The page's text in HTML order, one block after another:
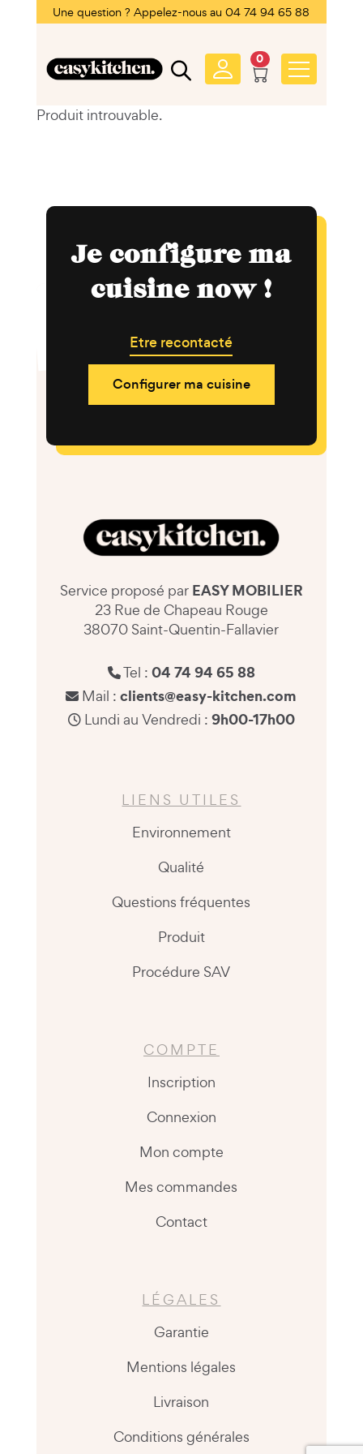
Une question ? Appelez-nous au 04 74 94 65 88
0
Produit introuvable.
Je configure ma
cuisine now !
Etre recontacté
Configurer ma cuisine
Service proposé par EASY MOBILIER
23 Rue de Chapeau Rouge
38070 Saint-Quentin-Fallavier
Tel : 04 74 94 65 88
Mail :clients@easy-kitchen.com
Lundi au Vendredi : 9h00-17h00
LIENS UTILES
Environnement
Qualité
Questions fréquentes
Produit
Procédure SAV
COMPTE
Inscription
Connexion
Mon compte
Mes commandes
Contact
LÉGALES
Garantie
Mentions légales
Livraison
Conditions générales